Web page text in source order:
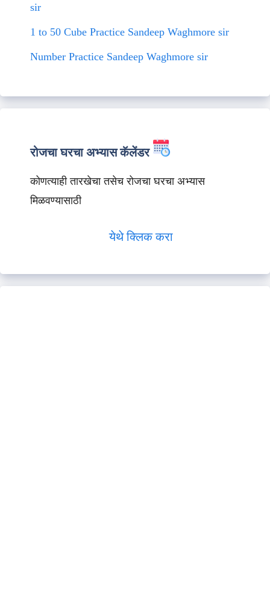
sir
1 to 50 Cube Practice Sandeep Waghmore sir
Number Practice Sandeep Waghmore sir
रोजचा घरचा अभ्यास कॅलेंडर
कोणत्याही तारखेचा तसेच रोजचा घरचा अभ्यास
मिळवण्यासाठी
येथे क्लिक करा